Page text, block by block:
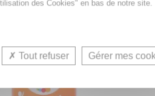
des Cookies" en bas de notre site.
Tout refuser Gérer mes